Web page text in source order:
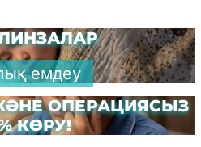
ЛИНЗАЛАР
емдеу
ЖӘНЕ ОПЕРАЦИЯСЫЗ
КӨРУ!